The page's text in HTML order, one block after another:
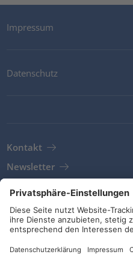
Impressum
Datenschutz
Kontakt
Newsletter
AGB
Richtlinien und Bekenntnisse
Soziale Medien